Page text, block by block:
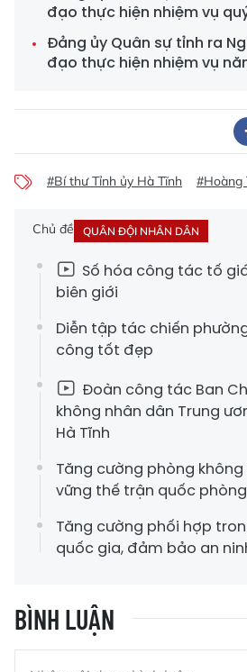
đạo thực hiện nhiệm vụ
Đảng ủy Quân sự tỉnh ra
đạo thực hiện nhiệm vụ
#Bí thư Tỉnh ủy Hà Tĩnh #Hoàng
Chủ đề QUÂN ĐỘI NHÂN DÂN
Số hóa công tác tố
biên giới
Diễn tập tác chiến
công tốt đẹp
Đoàn công tác Ban
không nhân dân Trung
Hà Tĩnh
Tăng cường phòng
vững thế trận quốc phòng
Tăng cường phối hợp
quốc gia, đảm bảo an
BÌNH LUẬN